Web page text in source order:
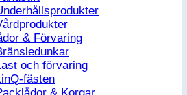
& Förvaring
och förvaring
fästen
& Korgar